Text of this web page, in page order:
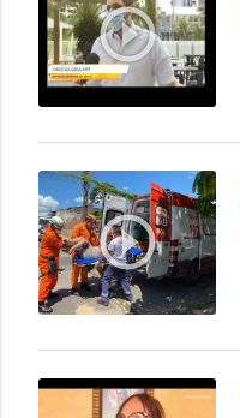
play_circle_outline
play_circle_outline